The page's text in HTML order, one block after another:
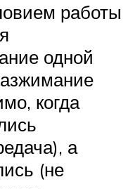
работы
одной
когда
а
(не